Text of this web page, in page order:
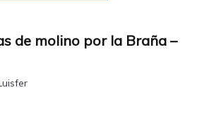
de molino por la Braña –